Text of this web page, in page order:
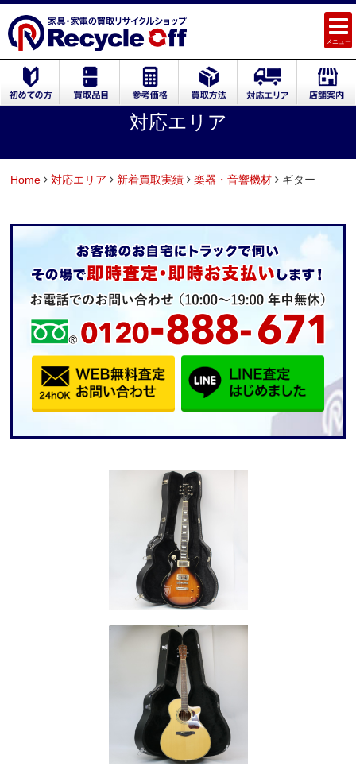
メニュー
対応エリア
Home 対応エリア 新着買取実績 楽器・音響機材 ギター